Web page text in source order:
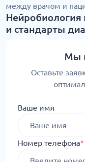
между врачом и
Нейробиология
и стандарты
Мы
Оставьте
Ваше имя
Номер телефона*